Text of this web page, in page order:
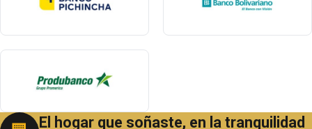
El hogar que soñaste, en la tranquilidad